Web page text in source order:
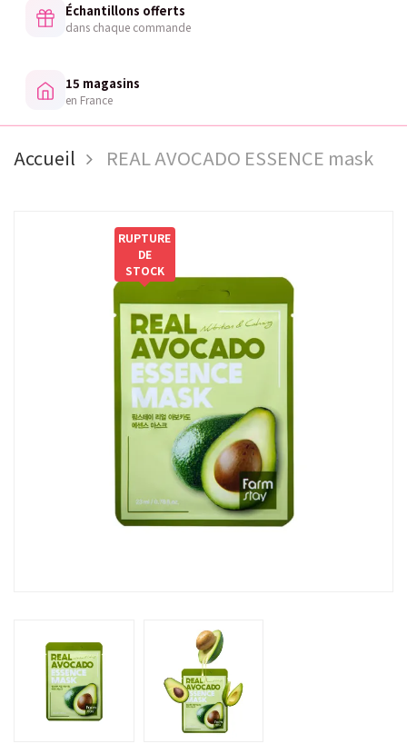
Échantillons offerts
dans chaque commande
15 magasins
en France
Accueil REAL AVOCADO ESSENCE mask
RUPTURE
DE
STOCK